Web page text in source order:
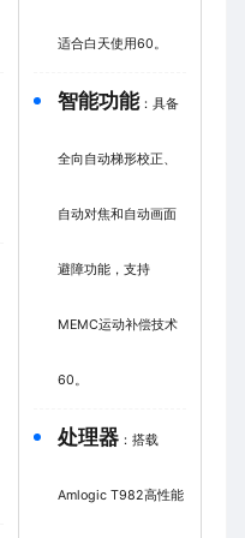
适合白天使用60。
智能功能：具备
全向自动梯形校正、
自动对焦和自动画面
避障功能，支持
MEMC运动补偿技术
60。
处理器 ：搭载
Amlogic T982高性能